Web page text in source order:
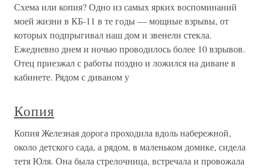
Схема или копия? Одно из самых ярких воспоминаний
моей жизни в КБ-11 в те годы — мощные взрывы, от
которых подпрыгивал наш дом и звенели стекла.
Ежедневно днем и ночью проводилось более 10 взрывов.
Отец приезжал с работы поздно и ложился на диване в
кабинете. Рядом с диваном у
Копия
Копия Железная дорога проходила вдоль набережной,
около детского сада, а рядом, в маленьком домике, сидела
тетя Юля. Она была стрелочница, встречала и провожала